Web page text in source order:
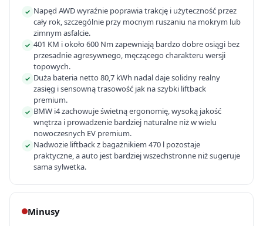
✓ Napęd AWD wyraźnie poprawia trakcję i użyteczność przez
cały rok, szczególnie przy mocnym ruszaniu na mokrym lub
zimnym asfalcie.
✓ 401 KM i około 600 Nm zapewniają bardzo dobre osiągi bez
przesadnie agresywnego, męczącego charakteru wersji
topowych.
✓ Duża bateria netto 80,7 kWh nadal daje solidny realny
zasięg i sensowną trasowość jak na szybki liftback
premium.
✓ BMW i4 zachowuje świetną ergonomię, wysoką jakość
wnętrza i prowadzenie bardziej naturalne niż w wielu
nowoczesnych EV premium.
✓ Nadwozie liftback z bagażnikiem 470 l pozostaje
praktyczne, a auto jest bardziej wszechstronne niż sugeruje
sama sylwetka.
Minusy